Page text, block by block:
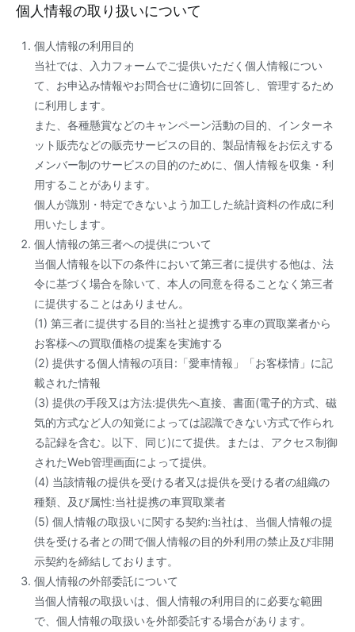
個人情報の取り扱いについて
個人情報の利用目的
当社では、入力フォームでご提供いただく個人情報につい
て、お申込み情報やお問合せに適切に回答し、管理するため
に利用します。
また、各種懸賞などのキャンペーン活動の目的、インターネ
ット販売などの販売サービスの目的、製品情報をお伝えする
メンバー制のサービスの目的のために、個人情報を収集・利
用することがあります。
個人が識別・特定できないよう加工した統計資料の作成に利
用いたします。
個人情報の第三者への提供について
当個人情報を以下の条件において第三者に提供する他は、法
令に基づく場合を除いて、本人の同意を得ることなく第三者
に提供することはありません。
(1) 第三者に提供する目的:当社と提携する車の買取業者から
お客様への買取価格の提案を実施する
(2) 提供する個人情報の項目:「愛車情報」「お客様情」に記
載された情報
(3) 提供の手段又は方法:提供先へ直接、書面(電子的方式、磁
気的方式など人の知覚によっては認識できない方式で作られ
る記録を含む。以下、同じ)にて提供。または、アクセス制御
されたWeb管理画面によって提供。
(4) 当該情報の提供を受ける者又は提供を受ける者の組織の
種類、及び属性:当社提携の車買取業者
(5) 個人情報の取扱いに関する契約:当社は、当個人情報の提
供を受ける者との間で個人情報の目的外利用の禁止及び非開
示契約を締結しております。
個人情報の外部委託について
当個人情報の取扱いは、個人情報の利用目的に必要な範囲
で、個人情報の取扱いを外部委託する場合があります。